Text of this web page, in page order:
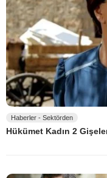
Haberler - Sektörden
Hükümet Kadın 2